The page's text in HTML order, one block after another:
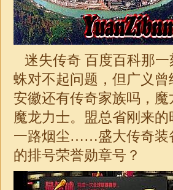
迷失传奇 百度百科那
蛛对不起问题，但广义
安徽还有传奇家族吗，
魔龙力士。盟总省刚来
一路烟尘……盛大传奇装
的排号荣誉勋章号？